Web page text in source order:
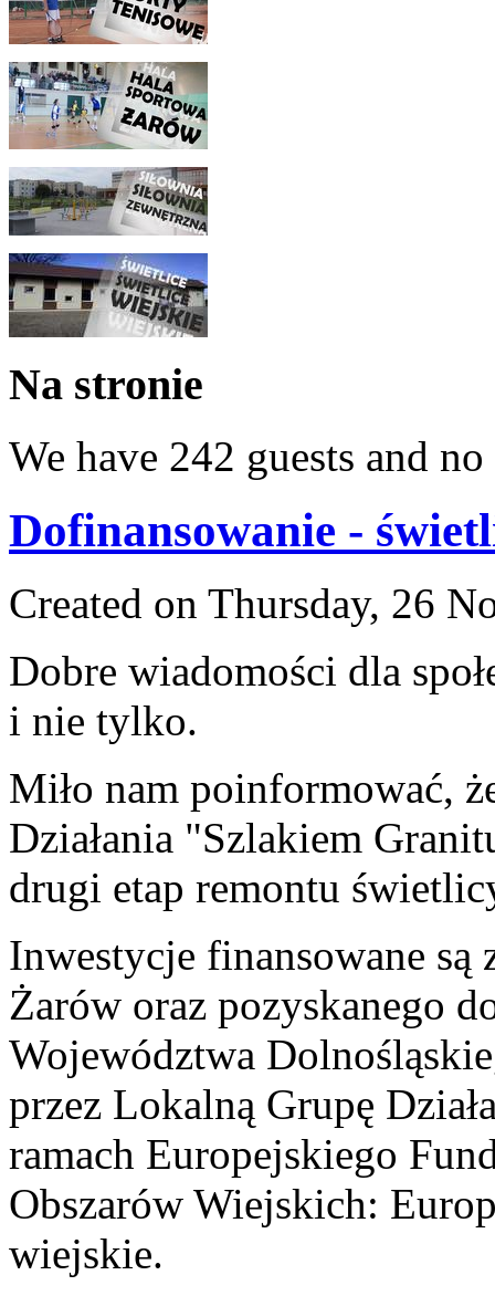
Na stronie
We have 242 guests and
Dofinansowanie -
Created on Thursday, 26
Dobre wiadomości dla
i nie tylko.
Miło nam poinformować,
Działania "Szlakiem
drugi etap remontu
Inwestycje finansowane
Żarów oraz pozyskanego
Województwa
przez Lokalną Grupę
ramach Europejskiego
Obszarów Wiejskich:
wiejskie.